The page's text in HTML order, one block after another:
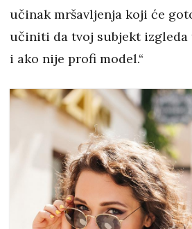
učinak mršavljenja koji će
učiniti da tvoj subjekt
i ako nije profi model.“